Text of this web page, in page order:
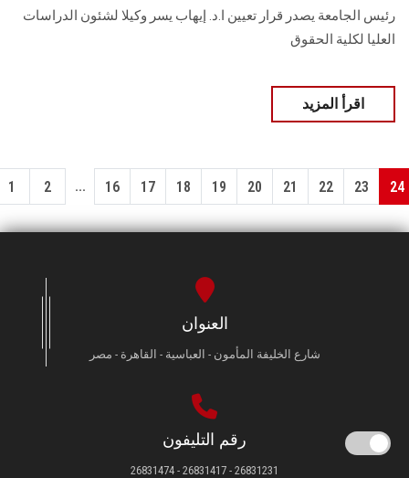
رئيس الجامعة يصدر قرار تعيين ا.د. إيهاب يسر وكيلا لشئون الدراسات
العليا لكلية الحقوق
اقرأ المزيد
1 2 ... 16 17 18 19 20 21 22 23 24
العنوان
شارع الخليفة المأمون - العباسية - القاهرة - مصر
رقم التليفون
26831231 - 26831417 - 26831474